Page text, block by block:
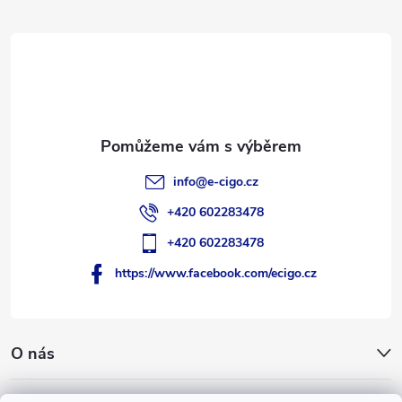
O nás
info@e-cigo.cz
+420 602283478
+420 602283478
https://www.facebook.com/ecigo.cz